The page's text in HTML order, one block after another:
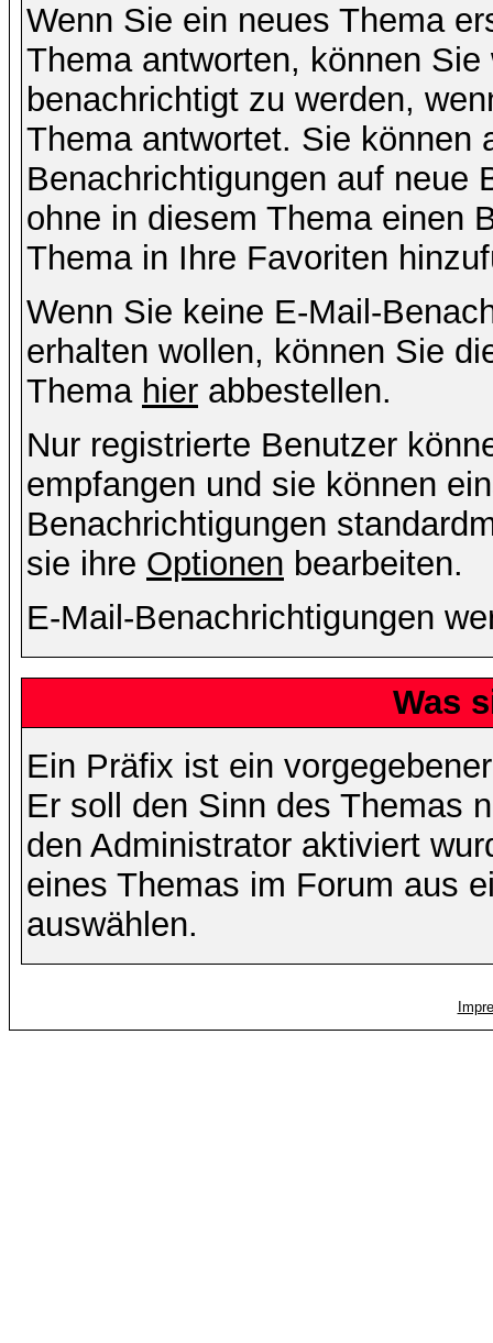
Wenn Sie ein neues Thema
Thema antworten, können
benachrichtigt zu werden,
Thema antwortet. Sie können
Benachrichtigungen auf neue
ohne in diesem Thema einen
Thema in Ihre Favoriten
Wenn Sie keine E-Mail-
erhalten wollen, können Sie
Thema hier abbestellen.
Nur registrierte Benutzer
empfangen und sie können
Benachrichtigungen
sie ihre Optionen bearbeiten.
E-Mail-Benachrichtigungen
Was
Ein Präfix ist ein
Er soll den Sinn des Themas
den Administrator aktiviert
eines Themas im Forum aus
auswählen.